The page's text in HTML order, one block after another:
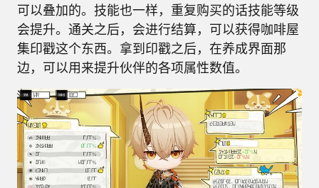
可以叠加的。技能也一样，重复购买的话技能等级
会提升。通关之后，会进行结算，可以获得咖啡屋
集印戳这个东西。拿到印戳之后，在养成界面那
边，可以用来提升伙伴的各项属性数值。